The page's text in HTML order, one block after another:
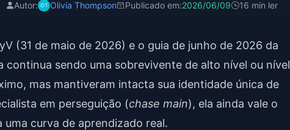
Autor: Olivia Thompson Publicado em:2026/06/09 16 min ler
(31 de maio de 2026) e o guia de junho de 2026 da
sendo uma sobrevivente de alto nível ou nível
mas mantiveram intacta sua identidade única de
em perseguição (chase main), ela ainda vale o
curva de aprendizado real.